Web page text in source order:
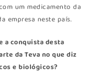
um medicamento da
empresa neste país.
a conquista desta
da Teva no que diz
e biológicos?